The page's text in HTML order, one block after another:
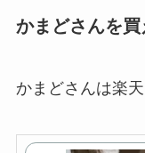
かまどさんを
かまどさんは楽